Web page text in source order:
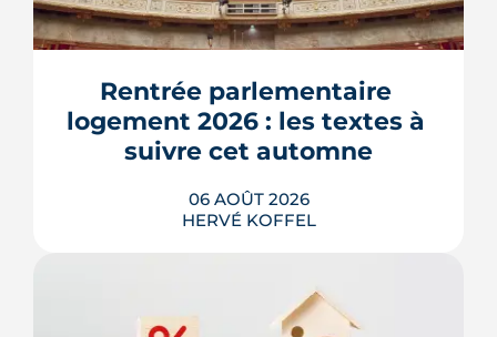
Rentrée parlementaire
logement 2026 : les textes à
suivre cet automne
06 AOÛT 2026
HERVÉ KOFFEL
Après un printemps d'annonces,